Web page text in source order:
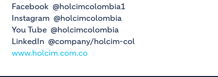
Facebook @holcimcolombia1
Instagram @holcimcolombia
You Tube @holcimcolombia
LinkedIn @company/holcim-col
www.holcim.com.co